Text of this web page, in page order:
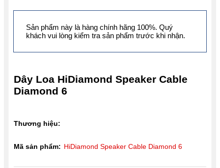
Dây Loa HiDiamond Speaker Cable
Diamond 6
Thương hiệu:
Mã sản phẩm: HiDiamond Speaker Cable Diamond 6
Sản phẩm này là hàng chính hãng 100%. Quý
khách vui lòng kiểm tra sản phẩm trước khi nhận.